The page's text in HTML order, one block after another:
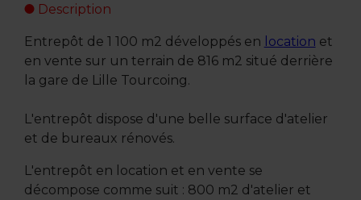
Description
Entrepôt de 1 100 m2 développés en location et
en vente sur un terrain de 816 m2 situé derrière
la gare de Lille Tourcoing.
L'entrepôt dispose d'une belle surface d'atelier
et de bureaux rénovés.
L'entrepôt en location et en vente se
décompose comme suit : 800 m2 d'atelier et